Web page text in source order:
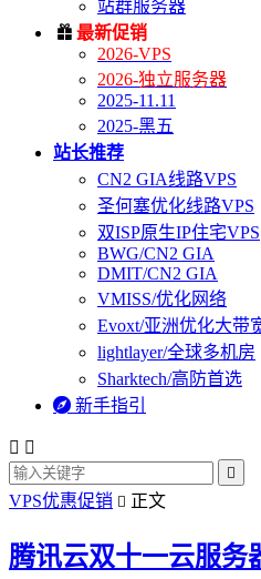
站群服务器
 最新促销
2026-VPS
2026-独立服务器
2025-11.11
2025-黑五
站长推荐
CN2 GIA线路VPS
圣何塞优化线路VPS
双ISP原生IP住宅VPS
BWG/CN2 GIA
DMIT/CN2 GIA
VMISS/优化网络
Evoxt/亚洲优化大带
lightlayer/全球多机房
Sharktech/高防首选
 新手指引
 

VPS优惠促销  正文
腾讯云双十一云服务